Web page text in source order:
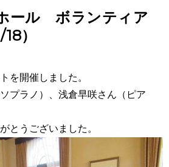
ール ボランティア
）
を開催しました。
プラノ）、浅倉早咲さん（ピア
とうございました。